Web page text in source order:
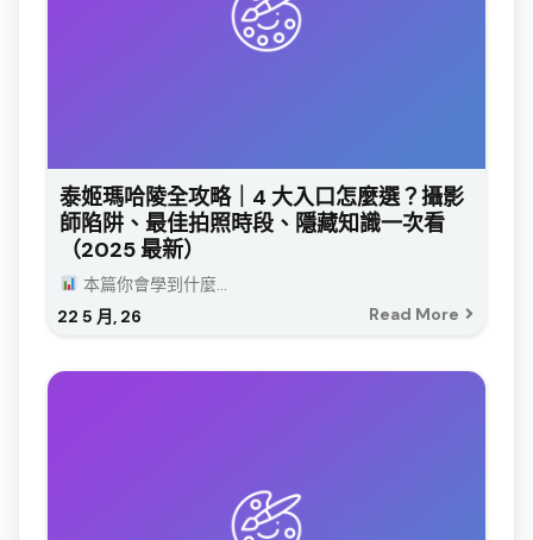
泰姬瑪哈陵全攻略｜4 大入口怎麼選？攝影
師陷阱、最佳拍照時段、隱藏知識一次看
（2025 最新）
22 5 月, 26
本篇你會學到什麼...
Read More